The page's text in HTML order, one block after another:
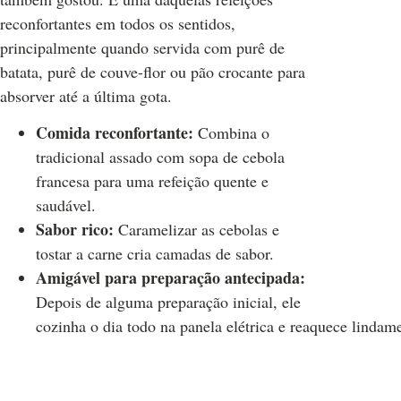
reconfortantes em todos os sentidos,
principalmente quando servida com purê de
batata, purê de couve-flor ou pão crocante para
absorver até a última gota.
Comida reconfortante: Combina o
tradicional assado com sopa de cebola
francesa para uma refeição quente e
saudável.
Sabor rico: Caramelizar as cebolas e
tostar a carne cria camadas de sabor.
Amigável para preparação antecipada:
Depois de alguma preparação inicial, ele
cozinha o dia todo na panela elétrica e reaquece